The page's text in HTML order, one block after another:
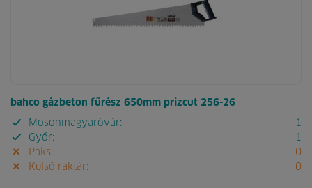
bahco gázbeton fűrész 650mm prizcut 256-26
Mosonmagyaróvár:
1
Győr:
1
Paks:
0
Külső raktár:
0